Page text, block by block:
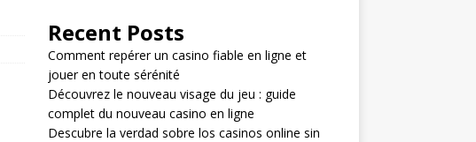
Recent Posts
Comment repérer un casino fiable en ligne et
jouer en toute sérénité
Découvrez le nouveau visage du jeu : guide
complet du nouveau casino en ligne
Descubre la verdad sobre los casinos online sin